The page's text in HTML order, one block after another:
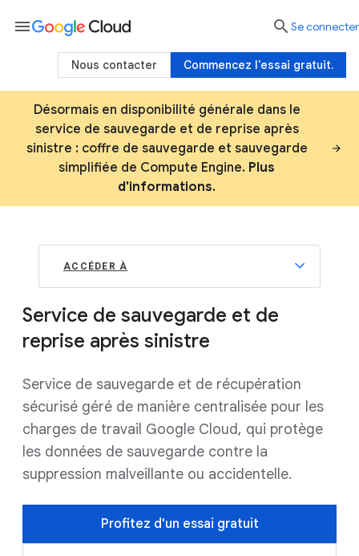
Désormais en disponibilité générale dans le
service de sauvegarde et de reprise après
sinistre : coffre de sauvegarde et sauvegarde
simplifiée de Compute Engine. Plus
d'informations.
ACCÉDER À
Service de sauvegarde et de
reprise après sinistre
Service de sauvegarde et de récupération
sécurisé géré de manière centralisée pour les
charges de travail Google Cloud, qui protège
les données de sauvegarde contre la
suppression malveillante ou accidentelle.
Profitez d'un essai gratuit
menu  Se connecter
Commencez l'essai gratuit.
Nous contacter